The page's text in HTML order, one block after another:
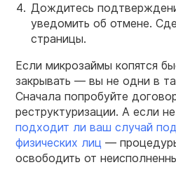
Дождитесь
уведомить об отмене.
страницы.
Если микрозаймы копятся
закрывать — вы не одни в
Сначала попробуйте
реструктуризации. А если
подходит ли ваш случай
физических лиц —
освободить от